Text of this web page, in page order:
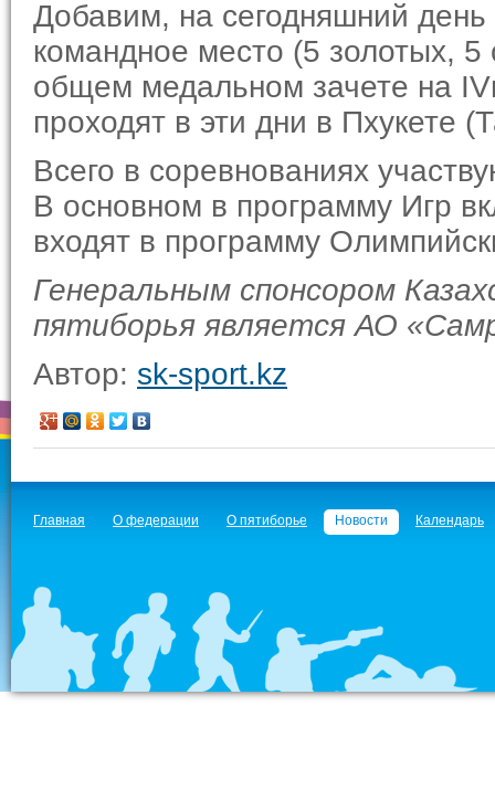
Добавим, на сегодняшний
командное место (5 золотых,
общем медальном зачете на
проходят в эти дни в Пхукете
Всего в соревнованиях
В основном в программу Игр
входят в программу
Генеральным спонсором
пятиборья является АО
Автор: sk-sport.kz
Главная О федерации О пятиборье Новости Календарь